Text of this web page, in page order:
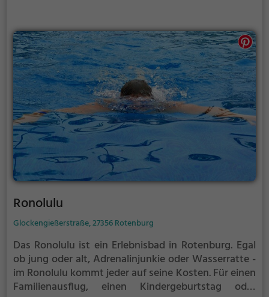
Ronolulu
Glockengießerstraße, 27356 Rotenburg
Das Ronolulu ist ein Erlebnisbad in Rotenburg. Egal
ob jung oder alt, Adrenalinjunkie oder Wasserratte -
im Ronolulu kommt jeder auf seine Kosten. Für einen
Familienausflug, einen Kindergeburtstag oder